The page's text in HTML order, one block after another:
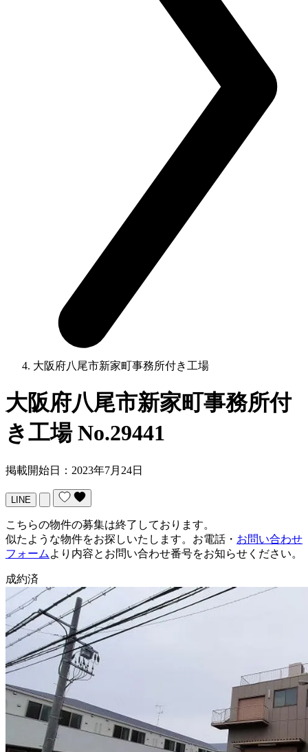
大阪府八尾市新家町事務所付き工場
大阪府八尾市新家町事務所付
き工場No.29441
掲載開始日：2023年7月24日
LINE
こちらの物件の募集は終了しております。
似たような物件をお探しいたします。お電話・ お問い合わせ
フォーム より内容とお問い合わせ番号をお知らせください。
成約済